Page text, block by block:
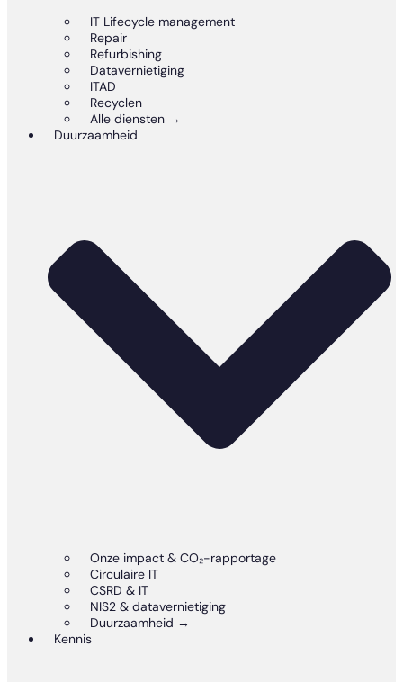
IT Lifecycle management
Repair
Refurbishing
Datavernietiging
ITAD
Recyclen
Alle diensten →
Duurzaamheid
Onze impact & CO₂-rapportage
Circulaire IT
CSRD & IT
NIS2 & datavernietiging
Duurzaamheid →
Kennis